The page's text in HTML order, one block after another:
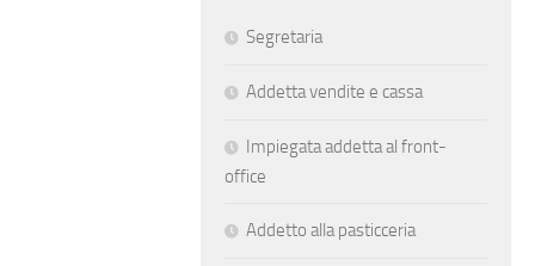
Segretaria
Addetta vendite e cassa
Impiegata addetta al front-
office
Addetto alla pasticceria